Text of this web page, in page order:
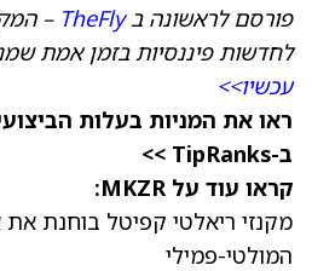
פורסם לראשונה בTheFly
–
לחדשות פיננסיות בזמן אמת
עכשיו>>
ראו את המניות בעלות
ב-TipRanks >>
קראו עוד על MKZR:
מקנזי ריאלטי קפיטל בוחנת
המולטי-פמילי